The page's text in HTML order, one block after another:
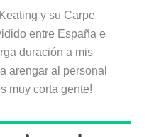
y su Carpe
entre España e
duración a mis
arengar al personal
muy corta gente!